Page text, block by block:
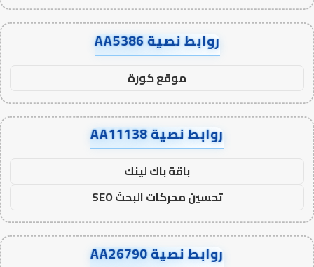
روابط نصية AA5386
موقع كورة
روابط نصية AA11138
باقة باك لينك
تحسين محركات البحث SEO
روابط نصية AA26790